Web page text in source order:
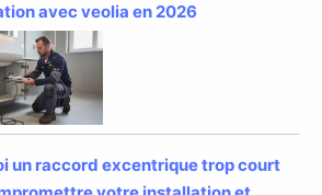
avec veolia en 2026
un raccord excentrique trop court